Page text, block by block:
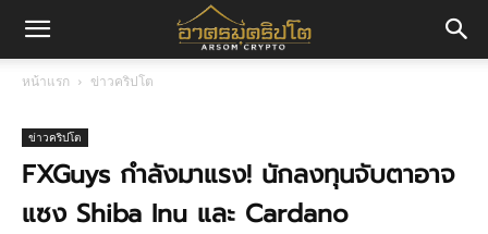
มค
หน้าแรก ข่าวคริปโต
ข่าวคริปโต
FXGuys กำลังมาแรง! นักลงทุนจับตาอาจ
แซง Shiba Inu และ Cardano